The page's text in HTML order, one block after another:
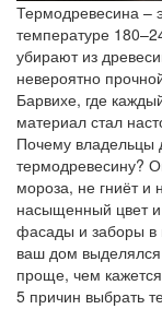
Термодревесина –
температуре
убирают из
невероятно
Барвихе, где
материал стал
Почему владельцы
термодревесину?
мороза, не гниёт
насыщенный цвет и
фасады и заборы в
ваш дом
проще, чем
5 причин выбрать